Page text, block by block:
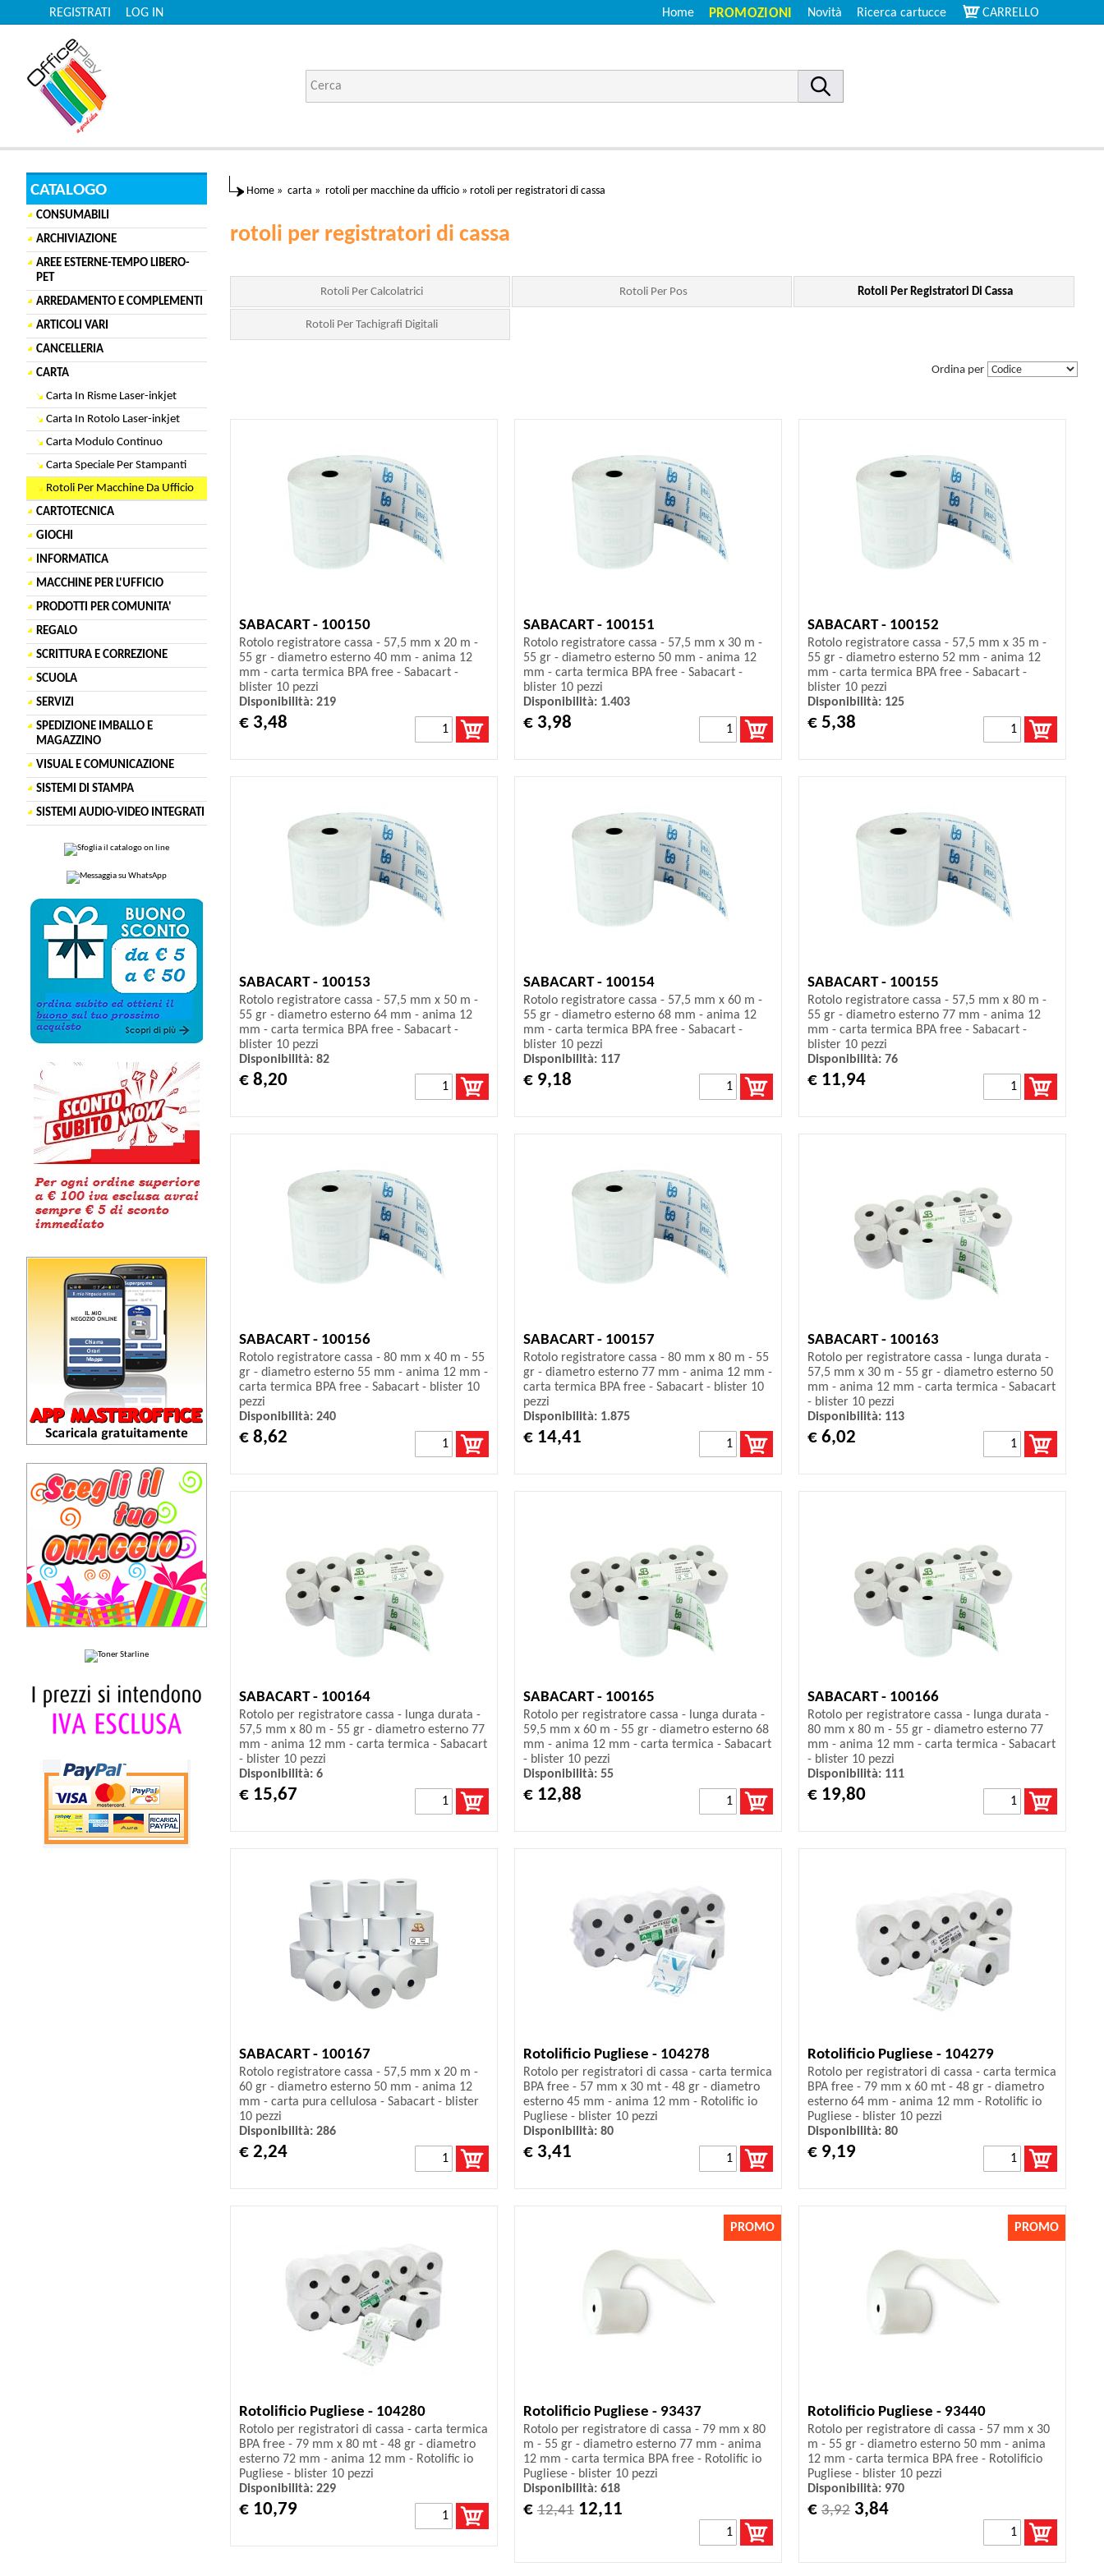
LOG IN
REGISTRATI CARRELLO
Ricerca cartucce
Novità
PROMOZIONI
Home
CATALOGO
CONSUMABILI
ARCHIVIAZIONE
AREE ESTERNE-TEMPO LIBERO-
PET
ARREDAMENTO E COMPLEMENTI
ARTICOLI VARI
CANCELLERIA
CARTA
Carta In Risme Laser-inkjet
Carta In Rotolo Laser-inkjet
Carta Modulo Continuo
Carta Speciale Per Stampanti
Rotoli Per Macchine Da Ufficio
CARTOTECNICA
GIOCHI
INFORMATICA
MACCHINE PER L'UFFICIO
PRODOTTI PER COMUNITA'
REGALO
SCRITTURA E CORREZIONE
SCUOLA
SERVIZI
SPEDIZIONE IMBALLO E
MAGAZZINO
VISUAL E COMUNICAZIONE
SISTEMI DI STAMPA
SISTEMI AUDIO-VIDEO INTEGRATI
Home » carta » rotoli per macchine da ufficio » rotoli per registratori di cassa
rotoli per registratori di cassa
Rotoli Per Calcolatrici Rotoli Per Pos Rotoli Per Registratori Di Cassa
Rotoli Per Tachigrafi Digitali
Ordina per
SABACART - 100150
Rotolo registratore cassa - 57,5 mm x 20 m -
55 gr - diametro esterno 40 mm - anima 12
mm - carta termica BPA free - Sabacart -
blister 10 pezzi
Disponibilità: 219
€ 3,48
SABACART - 100151
Rotolo registratore cassa - 57,5 mm x 30 m -
55 gr - diametro esterno 50 mm - anima 12
mm - carta termica BPA free - Sabacart -
blister 10 pezzi
Disponibilità: 1.403
€ 3,98
SABACART - 100152
Rotolo registratore cassa - 57,5 mm x 35 m -
55 gr - diametro esterno 52 mm - anima 12
mm - carta termica BPA free - Sabacart -
blister 10 pezzi
Disponibilità: 125
€ 5,38
SABACART - 100153
Rotolo registratore cassa - 57,5 mm x 50 m -
55 gr - diametro esterno 64 mm - anima 12
mm - carta termica BPA free - Sabacart -
blister 10 pezzi
Disponibilità: 82
€ 8,20
SABACART - 100154
Rotolo registratore cassa - 57,5 mm x 60 m -
55 gr - diametro esterno 68 mm - anima 12
mm - carta termica BPA free - Sabacart -
blister 10 pezzi
Disponibilità: 117
€ 9,18
SABACART - 100155
Rotolo registratore cassa - 57,5 mm x 80 m -
55 gr - diametro esterno 77 mm - anima 12
mm - carta termica BPA free - Sabacart -
blister 10 pezzi
Disponibilità: 76
€ 11,94
SABACART - 100156
Rotolo registratore cassa - 80 mm x 40 m - 55
gr - diametro esterno 55 mm - anima 12 mm -
carta termica BPA free - Sabacart - blister 10
pezzi
Disponibilità: 240
€ 8,62
SABACART - 100157
Rotolo registratore cassa - 80 mm x 80 m - 55
gr - diametro esterno 77 mm - anima 12 mm -
carta termica BPA free - Sabacart - blister 10
pezzi
Disponibilità: 1.875
€ 14,41
SABACART - 100163
Rotolo per registratore cassa - lunga durata -
57,5 mm x 30 m - 55 gr - diametro esterno 50
mm - anima 12 mm - carta termica - Sabacart
- blister 10 pezzi
Disponibilità: 113
€ 6,02
SABACART - 100164
Rotolo per registratore cassa - lunga durata -
57,5 mm x 80 m - 55 gr - diametro esterno 77
mm - anima 12 mm - carta termica - Sabacart
- blister 10 pezzi
Disponibilità: 6
€ 15,67
SABACART - 100165
Rotolo per registratore cassa - lunga durata -
59,5 mm x 60 m - 55 gr - diametro esterno 68
mm - anima 12 mm - carta termica - Sabacart
- blister 10 pezzi
Disponibilità: 55
€ 12,88
SABACART - 100166
Rotolo per registratore cassa - lunga durata -
80 mm x 80 m - 55 gr - diametro esterno 77
mm - anima 12 mm - carta termica - Sabacart
- blister 10 pezzi
Disponibilità: 111
€ 19,80
SABACART - 100167
Rotolo registratore cassa - 57,5 mm x 20 m -
60 gr - diametro esterno 50 mm - anima 12
mm - carta pura cellulosa - Sabacart - blister
10 pezzi
Disponibilità: 286
€ 2,24
Rotolificio Pugliese - 104278
Rotolo per registratori di cassa - carta termica
BPA free - 57 mm x 30 mt - 48 gr - diametro
esterno 45 mm - anima 12 mm - Rotolific io
Pugliese - blister 10 pezzi
Disponibilità: 80
€ 3,41
Rotolificio Pugliese - 104279
Rotolo per registratori di cassa - carta termica
BPA free - 79 mm x 60 mt - 48 gr - diametro
esterno 64 mm - anima 12 mm - Rotolific io
Pugliese - blister 10 pezzi
Disponibilità: 80
€ 9,19
Rotolificio Pugliese - 104280
Rotolo per registratori di cassa - carta termica
BPA free - 79 mm x 80 mt - 48 gr - diametro
esterno 72 mm - anima 12 mm - Rotolific io
Pugliese - blister 10 pezzi
Disponibilità: 229
€ 10,79
Rotolificio Pugliese - 93437
Rotolo per registratore di cassa - 79 mm x 80
m - 55 gr - diametro esterno 77 mm - anima
12 mm - carta termica BPA free - Rotolific io
Pugliese - blister 10 pezzi
Disponibilità: 618
€ 12,4112,11
PROMO
Rotolificio Pugliese - 93440
Rotolo per registratore di cassa - 57 mm x 30
m - 55 gr - diametro esterno 50 mm - anima
12 mm - carta termica BPA free - Rotolificio
Pugliese - blister 10 pezzi
Disponibilità: 970
€ 3,923,84
PROMO